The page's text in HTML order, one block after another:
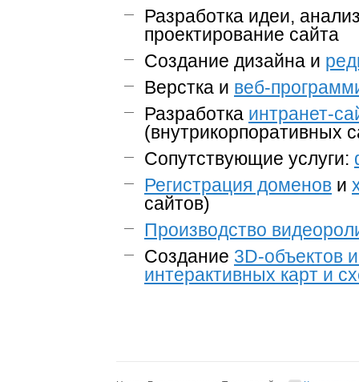
Разработка идеи,
проектирование сайта
Создание дизайна и
Верстка и веб-
Разработка интранет-
(внутрикорпоративных
Сопутствующие услуги:
Регистрация доменов и
сайтов)
Производство
Создание 3D-объектов
интерактивных карт и